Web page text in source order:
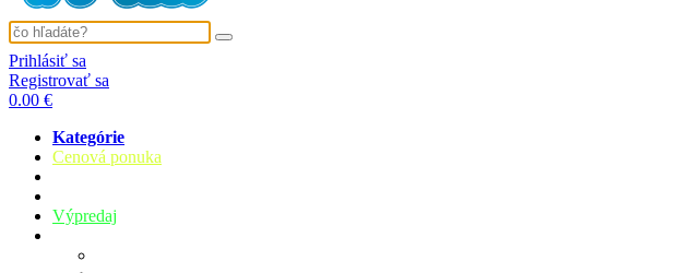
Prihlásiť sa
Registrovať sa
0.00 €
Kategórie
Cenová ponuka
Výpredaj